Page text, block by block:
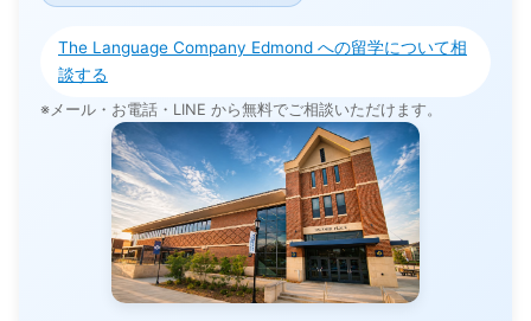
The Language Company Edmond への留学について相
談する
※メール・お電話・LINE から無料でご相談いただけます。